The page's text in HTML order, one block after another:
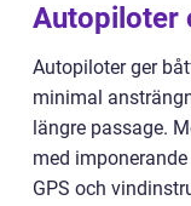
Autopiloter
Autopiloter ger
minimal
längre passage.
med
GPS och